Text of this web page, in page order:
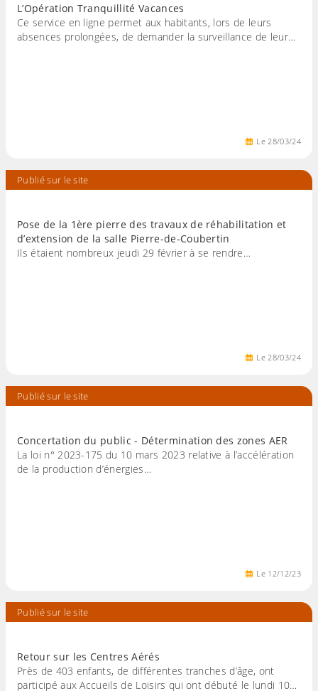
L’Opération Tranquillité Vacances
Ce service en ligne permet aux habitants, lors de leurs
absences prolongées, de demander la surveillance de leur…
Le28/03/24
Publié sur le site
Pose de la 1ère pierre des travaux de réhabilitation et
d’extension de la salle Pierre-de-Coubertin
Ils étaient nombreux jeudi 29 février à se rendre…
Le28/03/24
Publié sur le site
Concertation du public - Détermination des zones AER
La loi n° 2023-175 du 10 mars 2023 relative à l’accélération
de la production d’énergies…
Le 12/12/23
Publié sur le site
Retour sur les Centres Aérés
Près de 403 enfants, de différentes tranches d’âge, ont
participé aux Accueils de Loisirs qui ont débuté le lundi 10…